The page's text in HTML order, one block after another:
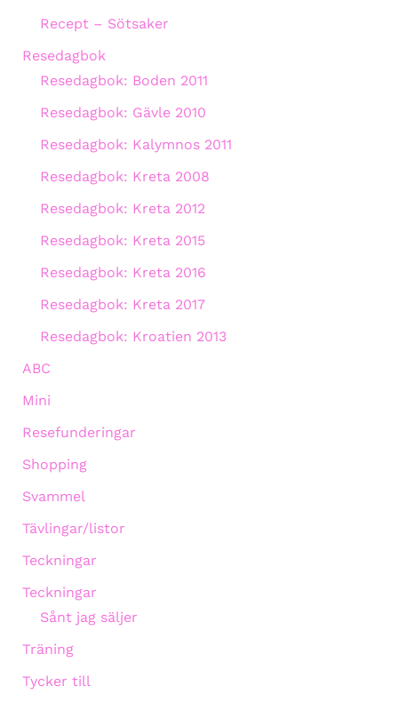
Recept – Sötsaker
Resedagbok
Resedagbok: Boden 2011
Resedagbok: Gävle 2010
Resedagbok: Kalymnos 2011
Resedagbok: Kreta 2008
Resedagbok: Kreta 2012
Resedagbok: Kreta 2015
Resedagbok: Kreta 2016
Resedagbok: Kreta 2017
Resedagbok: Kroatien 2013
ABC
Mini
Resefunderingar
Shopping
Svammel
Tävlingar/listor
Teckningar
Teckningar
Sånt jag säljer
Träning
Tycker till